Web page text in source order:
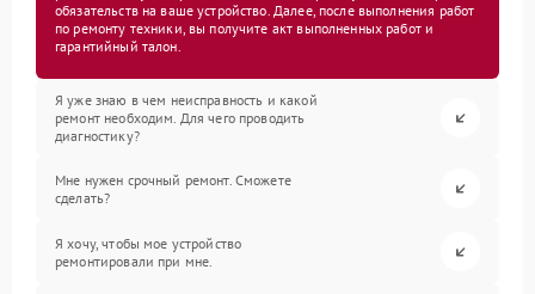
обязательств на ваше устройство. Далее, после выполнения работ
по ремонту техники, вы получите акт выполненных работ и
гарантийный талон.
Я уже знаю в чем неисправность и какой
ремонт необходим. Для чего проводить
диагностику?
Мне нужен срочный ремонт. Сможете
сделать?
Я хочу, чтобы мое устройство
ремонтировали при мне.